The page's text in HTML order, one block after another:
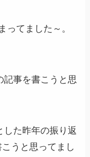
ってました～。
記事を書こうと思
した昨年の振り返
うと思ってまし